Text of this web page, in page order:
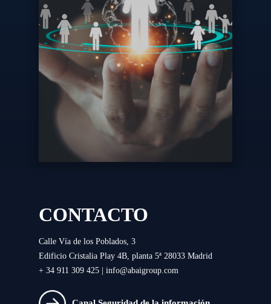
CONTACTO
Calle Vía de los Poblados, 3
Edificio Cristalia Play 4B, planta 5ª 28033 Madrid
+ 34 911 309 425 | info@abaigroup.com